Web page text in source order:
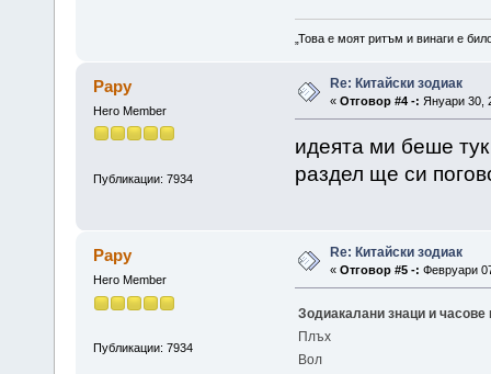
„Това е моят ритъм и винаги е
Papy
Hero Member
Публикации: 7934
Re: Китайски зодиак
« Отговор #4 -: Януари 30,
идеята ми беше
раздел ще си
Papy
Hero Member
Публикации: 7934
Re: Китайски зодиак
« Отговор #5 -: Февруари
Зодиакалани знаци и часове
Плъх
Вол